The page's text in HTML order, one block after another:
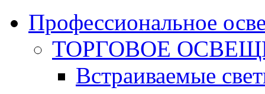
Профессиональное
ТОРГОВОЕ
Встраиваемые